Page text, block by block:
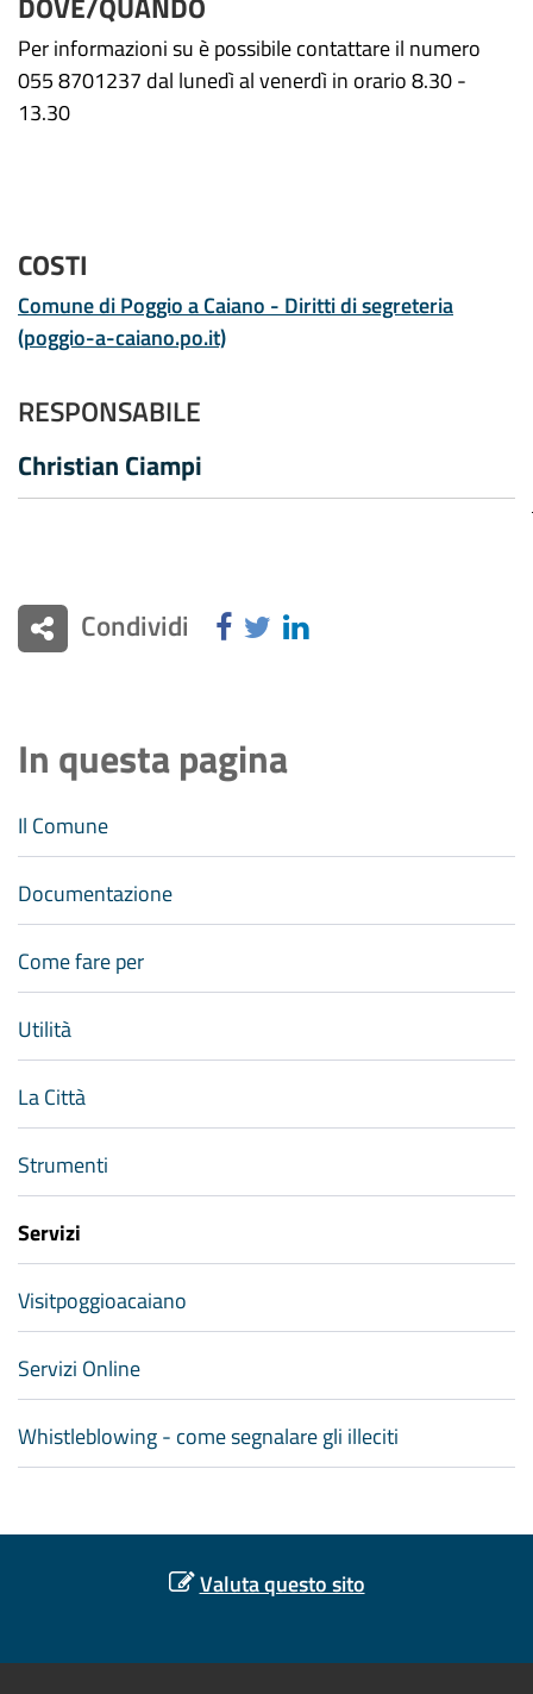
Per informazioni su è possibile contattare il numero
055 8701237 dal lunedì al venerdì in orario 8.30 -
13.30
COSTI
Comune di Poggio a Caiano - Diritti di segreteria
(poggio-a-caiano.po.it)
RESPONSABILE
Christian Ciampi
Condividi
In questa pagina
Il Comune
Documentazione
Come fare per
Utilità
La Città
Strumenti
Servizi
Visitpoggioacaiano
Servizi Online
Whistleblowing - come segnalare gli illeciti
Valuta questo sito